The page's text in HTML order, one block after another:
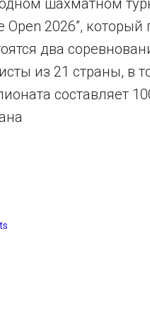
2026”,
два
из 21 страны, в
составляет